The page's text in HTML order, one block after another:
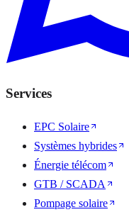
Services
EPC Solaire
Systèmes hybrides
Énergie télécom
GTB / SCADA
Pompage solaire